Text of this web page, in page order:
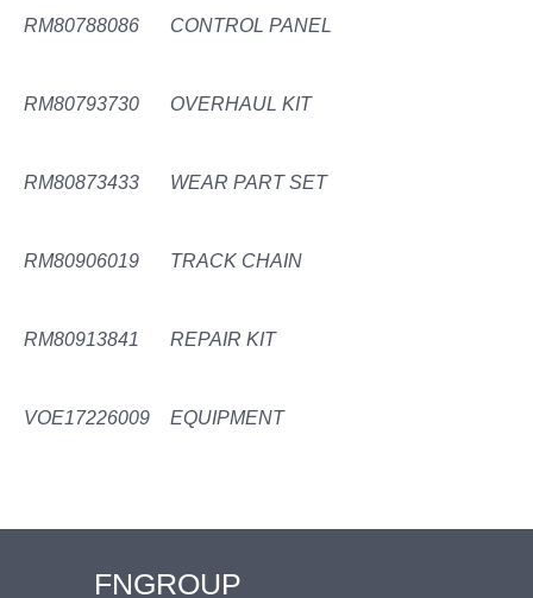
RM80788086 CONTROL PANEL
RM80793730 OVERHAUL KIT
RM80873433 WEAR PART SET
RM80906019 TRACK CHAIN
RM80913841 REPAIR KIT
VOE17226009 EQUIPMENT
FNGROUP